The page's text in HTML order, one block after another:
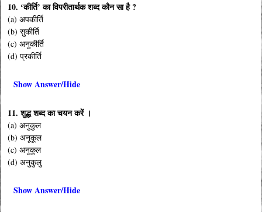
10. ‘कीर्ति’ का विपरीतार्थक शब्द कौन सा है ?
(a) अपकीर्ति
(b) सुकीर्ति
(c) अनुकीर्ति
(d) प्रकीर्ति
Show Answer/Hide
11. शुद्ध शब्द का चयन करें ।
(a) अनुकुल
(b) अनूकूल
(c) अनुकूल
(d) अनुकुलु
Show Answer/Hide